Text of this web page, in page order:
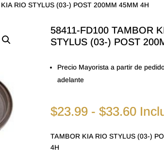
RIO STYLUS (03-) POST 200MM 45MM 4H
58411-FD100 TAMBOR
STYLUS (03-) POST
Precio Mayorista a partir de
adelante
$23.99 - $33.60
desde
TAMBOR KIA RIO STYLUS (03-)
4H